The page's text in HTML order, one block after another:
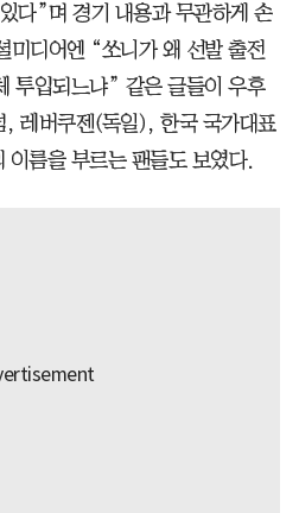
다”며 경기 내용과 무관하게 손
미디어엔 “쏘니가 왜 선발 출전
투입되느냐” 같은 글들이 우후
, 레버쿠젠(독일), 한국 국가대표
이름을 부르는 팬들도 보였다.